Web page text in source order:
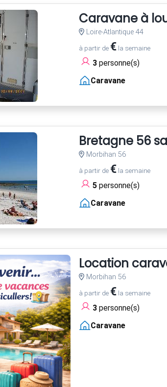
Caravane à
Loire-Atlantique 44
à partir de €la semaine
3personne(s)
Caravane
Bretagne 56
Morbihan 56
à partir de €la semaine
5personne(s)
Caravane
Location
Morbihan 56
à partir de €la semaine
3personne(s)
Caravane